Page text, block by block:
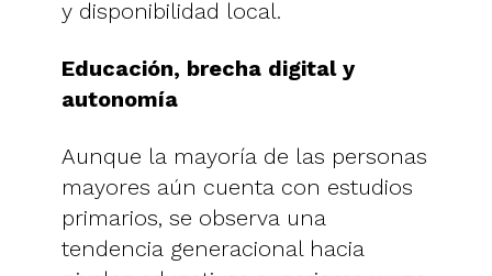
y disponibilidad local.
Educación, brecha digital y
autonomía
Aunque la mayoría de las personas
mayores aún cuenta con estudios
primarios, se observa una
tendencia generacional hacia